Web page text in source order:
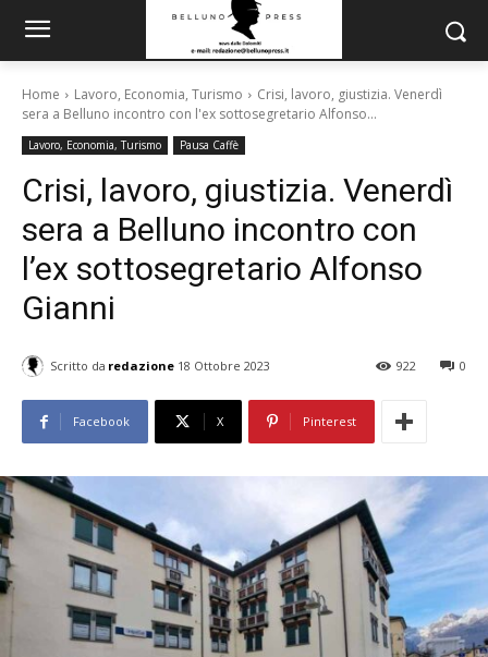
Home Lavoro, Economia, Turismo
Crisi, lavoro, giustizia. Venerdì
sera a Belluno incontro con l'ex sottosegretario Alfonso...
Lavoro, Economia, Turismo Pausa Caffè
Crisi, lavoro, giustizia. Venerdì
sera a Belluno incontro con
l’ex sottosegretario Alfonso
Gianni
Scritto da redazione 18 Ottobre 2023 0
922
Facebook X Pinterest